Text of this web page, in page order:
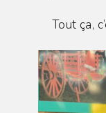
Tout ça,